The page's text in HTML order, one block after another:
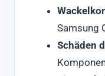
Samsung
Schäden